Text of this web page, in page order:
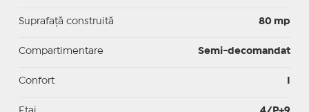
Suprafaţă construită 80 mp
Compartimentare Semi-decomandat
Confort